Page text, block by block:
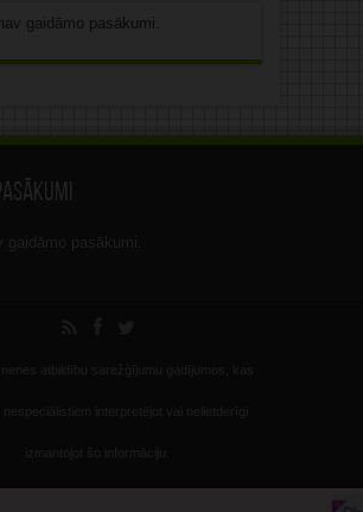
gaidāmo pasākumi.
gaidāmo pasākumi.
atbildību sarežģījumu gadījumos, kas